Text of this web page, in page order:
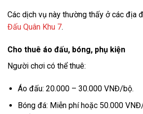
Các dịch vụ này thường thấy ở các địa
Đấu Quân Khu 7.
Cho thuê áo đấu, bóng, phụ kiện
Người chơi có thể thuê:
Áo đấu: 20.000 – 30.000 VNĐ/bộ.
Bóng đá: Miễn phí hoặc 50.000